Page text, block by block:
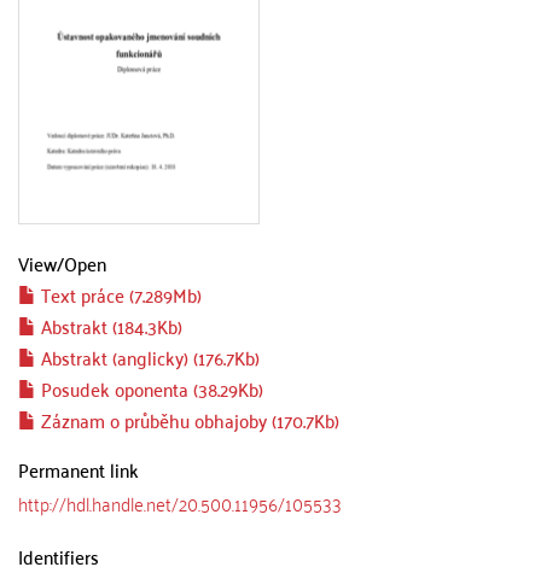
View/Open
Text práce (7.289Mb)
Abstrakt (184.3Kb)
Abstrakt (anglicky) (176.7Kb)
Posudek oponenta (38.29Kb)
Záznam o průběhu obhajoby (170.7Kb)
Permanent link
http://hdl.handle.net/20.500.11956/105533
Identifiers